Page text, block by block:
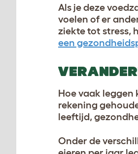
Als je deze
voelen of er
ziekte tot stress,
een
Hoe vaak leggen
rekening
leeftijd,
Onder de